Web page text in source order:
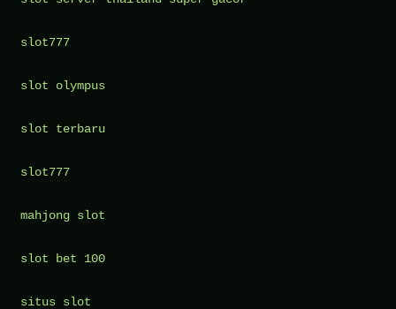
slot777
slot olympus
slot terbaru
slot777
mahjong slot
slot bet 100
situs slot